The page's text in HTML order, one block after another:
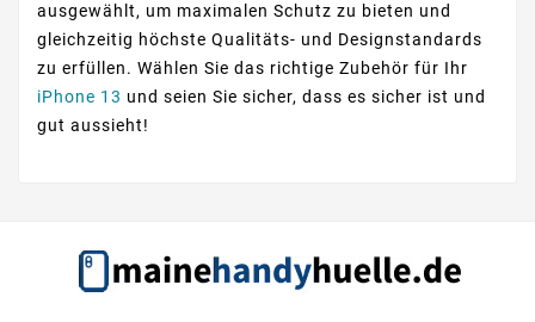
ausgewählt, um maximalen Schutz zu bieten und
gleichzeitig höchste Qualitäts- und Designstandards
zu erfüllen. Wählen Sie das richtige Zubehör für Ihr
iPhone 13 und seien Sie sicher, dass es sicher ist und
gut aussieht!